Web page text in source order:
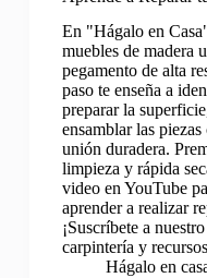
En "Hágalo en
muebles de madera
pegamento de alta
paso te enseña a
preparar la
ensamblar las
unión duradera.
limpieza y rápida
video en YouTube
aprender a realizar
¡Suscríbete a
carpintería y
Hágalo en